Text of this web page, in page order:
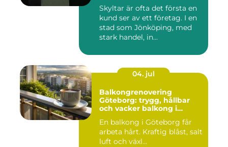
Skyltar är ofta det första en
kund ser av ett företag. I en
stad som Jönköping, med
stark handel, in...
04. jul
Balkongrenovering
Göteborg: trygg, hållbar
och vacker balkong i
En balkong i Göteborg får
arbeta hårt. Kraftig blåst, salt
luft och växl...